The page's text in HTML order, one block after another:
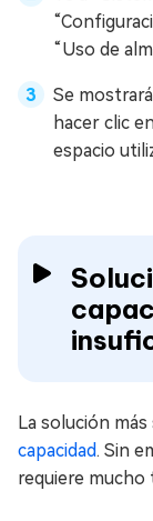
“Uso de
Se
hacer clic
espacio
La solución más
capacidad. Sin
requiere mucho